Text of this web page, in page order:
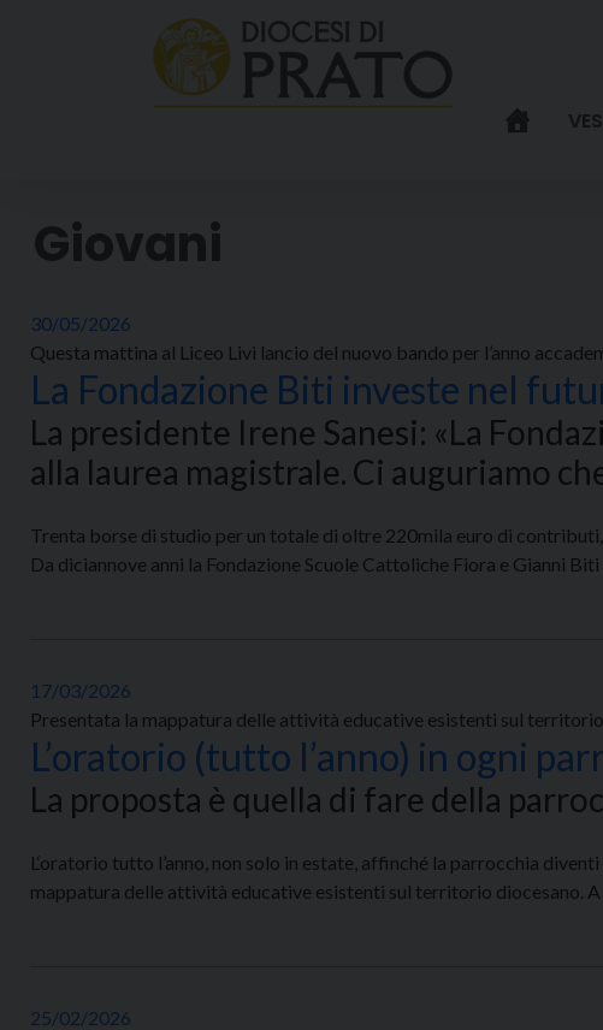
Giovani
30/05/2026
Questa mattina al Liceo Livi lancio del nuovo bando per l’anno
La Fondazione Biti investe nel
La presidente Irene Sanesi: «La
alla laurea magistrale. Ci auguriamo
Trenta borse di studio per un totale di oltre 220mila euro di
Da diciannove anni la Fondazione Scuole Cattoliche Fiora e Gianni
17/03/2026
Presentata la mappatura delle attività educative esistenti sul
L’oratorio (tutto l’anno) in ogni
La proposta è quella di fare della
L‘oratorio tutto l’anno, non solo in estate, affinché la parrocchia
mappatura delle attività educative esistenti sul territorio diocesano.
25/02/2026